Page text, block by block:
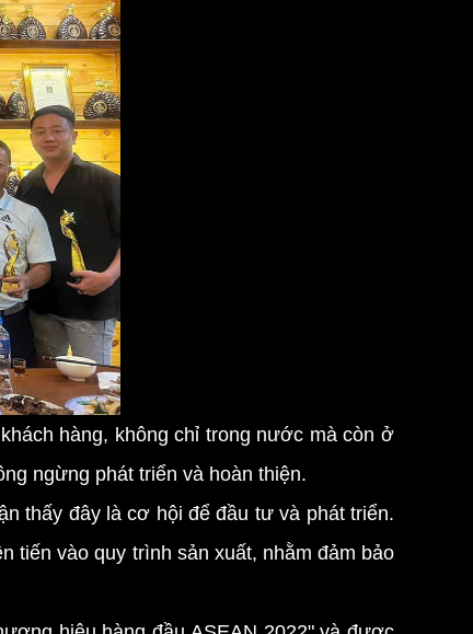
hàng, không chỉ trong nước mà còn ở
ngừng phát triển và hoàn thiện.
thấy đây là cơ hội để đầu tư và phát triển.
tiến vào quy trình sản xuất, nhằm đảm bảo